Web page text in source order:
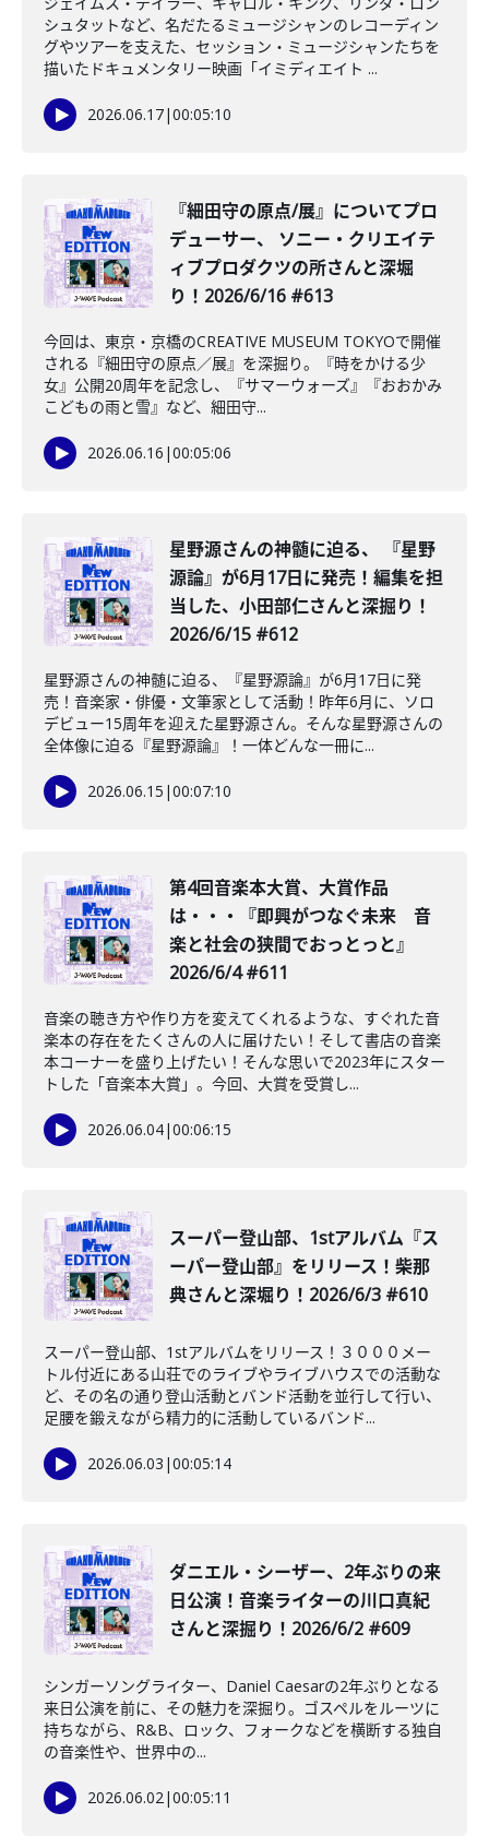
シュタットなど、名だたるミュージシャンのレコーディン
グやツアーを支えた、セッション・ミュージシャンたちを
描いたドキュメンタリー映画「イミディエイト ...
2026.06.17|00:05:10
️『細田守の原点/展』についてプロ
デューサー、 ソニー・クリエイテ
ィブプロダクツの所さんと深堀
り！2026/6/16 #613
今回は、東京・京橋のCREATIVE MUSEUM TOKYOで開催
される『細田守の原点／展』を深掘り。『時をかける少
女』公開20周年を記念し、『サマーウォーズ』『おおかみ
こどもの雨と雪』など、細田守...
2026.06.16 |00:05:06
星野源さんの神髄に迫る、 『星野
源論』が6月17日に発売！編集を担
当した、小田部仁さんと深掘り！
2026/6/15 #612
星野源さんの神髄に迫る、『星野源論』が6月17日に発
売！音楽家・俳優・文筆家として活動！昨年6月に、ソロ
デビュー15周年を迎えた星野源さん。そんな星野源さんの
全体像に迫る『星野源論』！一体どんな一冊に...
2026.06.15 |00:07:10
第4回音楽本大賞、大賞作品
は・・・『即興がつなぐ未来 音
楽と社会の狭間でおっとっと』
2026/6/4 #611
音楽の聴き方や作り方を変えてくれるような、すぐれた音
楽本の存在をたくさんの人に届けたい！そして書店の音楽
本コーナーを盛り上げたい！そんな思いで2023年にスター
トした「音楽本大賞」。今回、大賞を受賞し...
2026.06.04|00:06:15
スーパー登山部、1stアルバム『ス
ーパー登山部』をリリース！柴那
典さんと深堀り！2026/6/3 #610
スーパー登山部、1stアルバムをリリース！３０００メー
トル付近にある山荘でのライブやライブハウスでの活動な
ど、その名の通り登山活動とバンド活動を並行して行い、
足腰を鍛えながら精力的に活動しているバンド...
2026.06.03 |00:05:14
ダニエル・シーザー、2年ぶりの来
日公演！音楽ライターの川口真紀
さんと深掘り！2026/6/2 #609
シンガーソングライター、Daniel Caesarの2年ぶりとなる
来日公演を前に、その魅力を深掘り。ゴスペルをルーツに
持ちながら、R&B、ロック、フォークなどを横断する独自
の音楽性や、世界中の...
2026.06.02|00:05:11